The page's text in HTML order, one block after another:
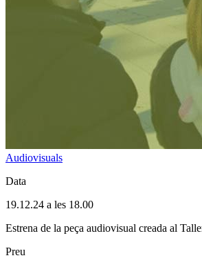
Audiovisuals
Data
19.12.24 a les 18.00
Estrena de la peça audiovisual creada al
Preu